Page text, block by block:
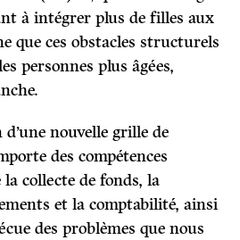
à intégrer plus de filles aux
que ces obstacles structurels
personnes plus âgées,
d’une nouvelle grille de
des compétences
collecte de fonds, la
et la comptabilité, ainsi
des problèmes que nous